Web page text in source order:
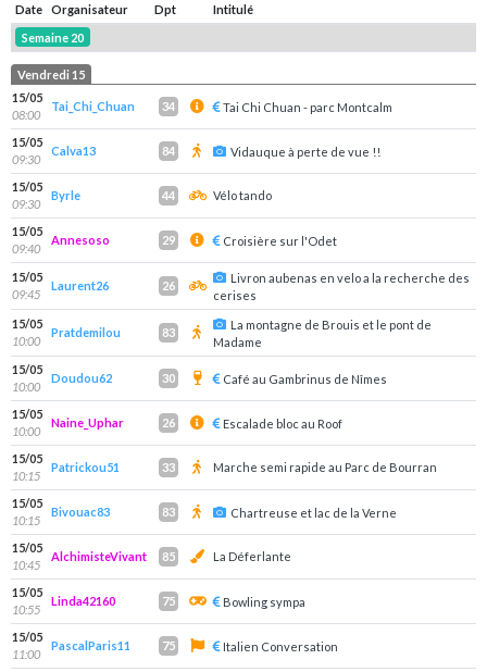
Date Organisateur Dpt
Intitulé
Semaine 20
Vendredi 15
15/05
08:00
Tai_Chi_Chuan 34 Tai Chi Chuan - parc Montcalm
15/05
09:30
Calva13 84 Vidauque à perte de vue !!
15/05
09:30
Byrle 44 Vélo tando
15/05
09:40
Annesoso 29 Croisière sur l'Odet
15/05
09:45
Laurent26 26
Livron aubenas en velo a la recherche des
cerises
15/05
10:00
Pratdemilou 83
La montagne de Brouis et le pont de
Madame
15/05
10:00
Doudou62 30 Café au Gambrinus de Nîmes
15/05
10:00
Naine_Uphar 26 Escalade bloc au Roof
15/05
10:15
Patrickou51 33 Marche semi rapide au Parc de Bourran
15/05
10:15
Bivouac83 83 Chartreuse et lac de la Verne
15/05
10:45
AlchimisteVivant 85 La Déferlante
15/05
10:55
Linda42160 75 Bowling sympa
15/05
11:00
PascalParis11 75 Italien Conversation